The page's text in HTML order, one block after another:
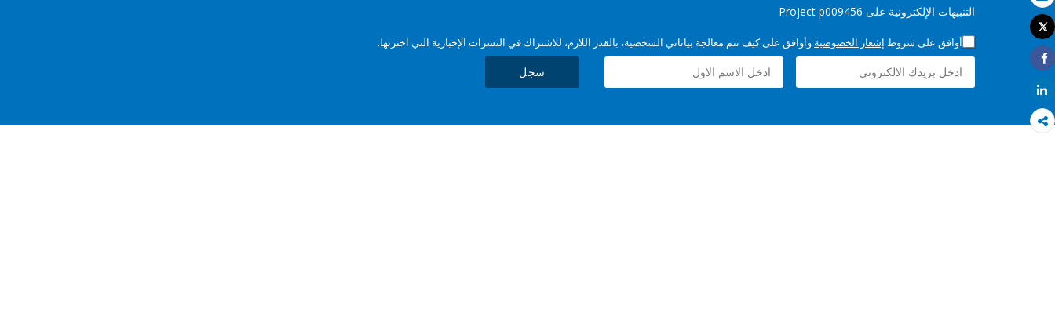
بريد الكتروني
طباعة
Tweet
Share
Share
التنبيهات الإلكترونية على Project p009456
أوافق على شروط إشعار الخصوصية وأوافق على كيف تتم معالجة بياناتي الشخصية، بالقدر اللازم، للاشتراك في النشرات الإخبارية التي اخترتها.
سجل